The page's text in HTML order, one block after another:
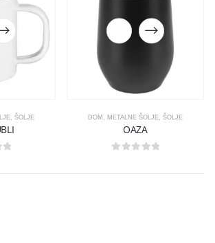
, ŠOLJE DOM , METALNE ŠOLJE, ŠOLJE
OAZA